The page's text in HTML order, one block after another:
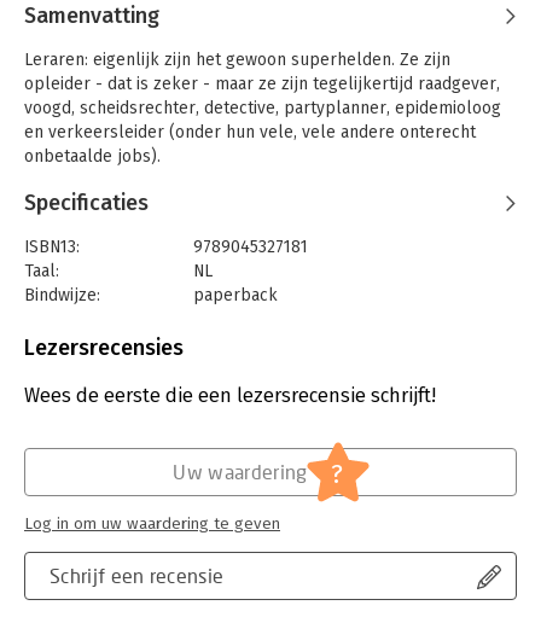
Samenvatting
Leraren: eigenlijk zijn het gewoon superhelden. Ze zijn
opleider - dat is zeker - maar ze zijn tegelijkertijd raadgever,
voogd, scheidsrechter, detective, partyplanner, epidemioloog
en verkeersleider (onder hun vele, vele andere onterecht
onbetaalde jobs).
'Het dikke doeboek voor docenten' is deels journal, deels
kleurboek en deels een therapeutische uitlaatklep voor de
dagen waarop ze niet nóg een fidget spinner in beslag kunnen
nemen zonder te schreeuwen. 'Het dikke doeboek voor
docenten' is een hilarische ode aan de vindingrijke, creatieve,
van onze jeugd toevertrouwen.
Jordan Reid is oprichter en redacteur van de lifestyleblog
'Ramshackle Glam'. Ook is ze auteur van twee memoires over
redenen bedenken om haar benen niet te hoeven scheren en
darten. Ze woont in Californië met haar man en kinderen,
vooral omdat ze dan in de winter ook slippers kan dragen.
Specificaties
ISBN13:
9789045327181
Taal:
NL
Bindwijze:
paperback
Uitgever:
Verschijningsdatum:
13-7-2022
Lezersrecensies
Wees de eerste die een lezersrecensie schrijft!
Schrijf een recensie
Uw waardering ?
Log in om uw waardering te geven